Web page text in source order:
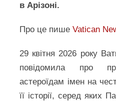
в Арізоні.
Про це пишеVatican
29 квітня 2026 року
повідомила про
астероїдам імен на
її історії, серед яких